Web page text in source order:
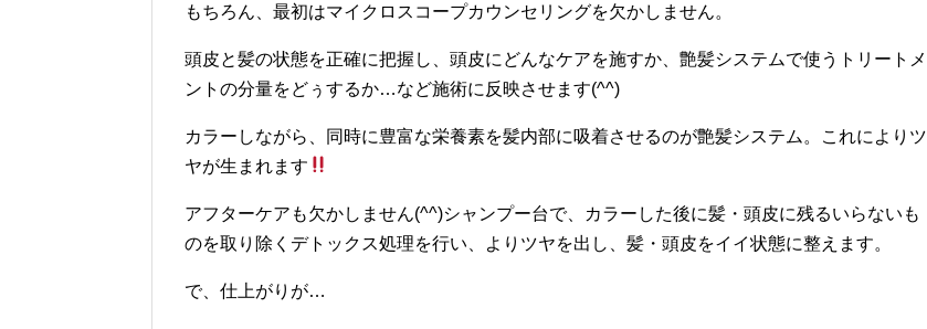
もちろん、最初はマイクロスコープカウンセリングを欠かしません。
頭皮と髪の状態を正確に把握し、頭皮にどんなケアを施すか、艶髪システムで使うトリートメ
ントの分量をどぅするか…など施術に反映させます(^^)
カラーしながら、同時に豊富な栄養素を髪内部に吸着させるのが艶髪システム。これによりツ
ヤが生まれます
アフターケアも欠かしません(^^)シャンプー台で、カラーした後に髪・頭皮に残るいらないも
のを取り除くデトックス処理を行い、よりツヤを出し、髪・頭皮をイイ状態に整えます。
で、仕上がりが…